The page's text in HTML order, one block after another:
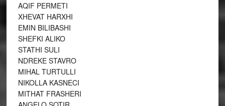
AQIF PERMETI
XHEVAT HARXHI
EMIN BILIBASHI
SHEFKI ALIKO
STATHI SULI
NDREKE STAVRO
MIHAL TURTULLI
NIKOLLA KASNECI
MITHAT FRASHERI